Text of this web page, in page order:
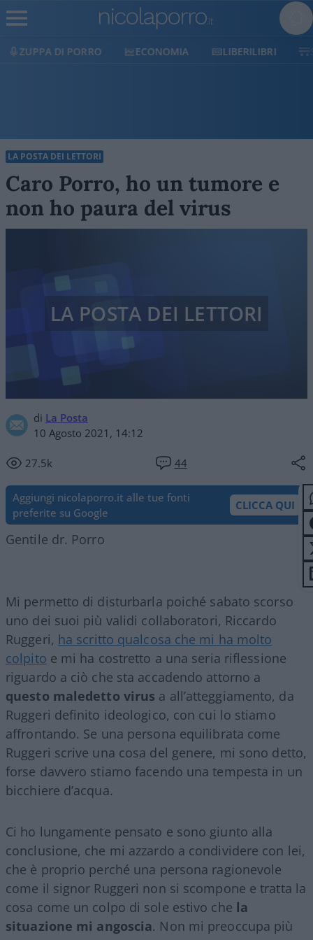
ECONOMIA LIBERILIBRI SHOP SOSTIENICI
LA POSTA DEI LETTORI
Caro Porro, ho un tumore e
non ho paura del virus
di La Posta
10 Agosto 2021, 14:12
27.5k 44
LA POSTA DEI LETTORI
Aggiungi nicolaporro.it alle tue fonti
preferite su Google
CLICCA QUI
Gentile dr. Porro
Mi permetto di disturbarla poiché sabato scorso
uno dei suoi più validi collaboratori, Riccardo
Ruggeri, ha scritto qualcosa che mi ha molto
colpito e mi ha costretto a una seria riflessione
riguardo a ciò che sta accadendo attorno a
questo maledetto virus a all’atteggiamento, da
Ruggeri definito ideologico, con cui lo stiamo
affrontando. Se una persona equilibrata come
Ruggeri scrive una cosa del genere, mi sono detto,
forse davvero stiamo facendo una tempesta in un
bicchiere d’acqua.
Ci ho lungamente pensato e sono giunto alla
conclusione, che mi azzardo a condividere con lei,
che è proprio perché una persona ragionevole
come il signor Ruggeri non si scompone e tratta la
cosa come un colpo di sole estivo che la
situazione mi angoscia. Non mi preoccupa più